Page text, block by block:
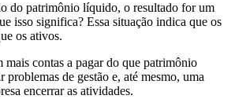
do patrimônio líquido, o resultado for um
isso significa? Essa situação indica que os
os ativos.
mais contas a pagar do que patrimônio
de gestão e, até mesmo, uma
encerrar as atividades.